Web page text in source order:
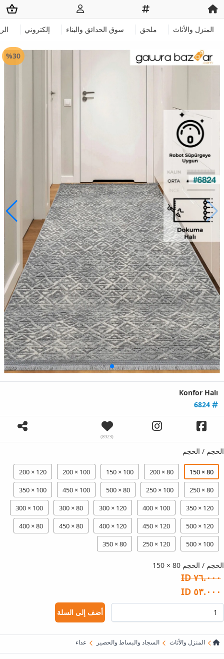
المنزل والأثاث ملحق سوق الحدائق والبناء إلكتروني
%30
Konfor Halı
(8923)
الحجم / الحجم
80 × 150
80 × 200
100 × 150
100 × 200
120 × 200
80 × 250
100 × 250
80 × 500
100 × 450
100 × 350
120 × 350
100 × 400
120 × 300
80 × 300
100 × 300
120 × 500
120 × 450
120 × 400
80 × 450
80 × 400
100 × 500
120 × 250
80 × 350
الحجم / الحجم 80 × 150
٧٦.٠٠٠ ID
٥٣.٠٠٠ ID
أضف إلى السلة
المنزل والأثاث السجاد والبساط والحصير عداء